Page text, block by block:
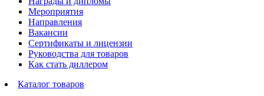
Мероприятия
Направления
Вакансии
Сертификаты и лицензии
Руководства для товаров
Как стать диллером
Каталог товаров